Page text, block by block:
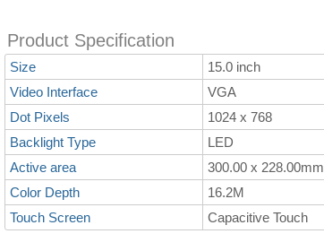
Product Specification
Size
15.0 inch
Video Interface
VGA
Dot Pixels
1024 x 768
Backlight Type
LED
Active area
300.00 x 228.00mm
Color Depth
16.2M
Touch Screen
Capacitive Touch